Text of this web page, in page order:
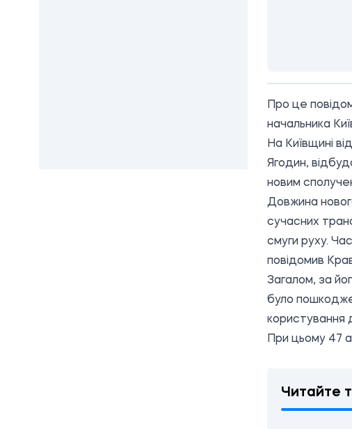
Про це
начальника
На Київщині
Ягодин,
новим
Довжина
сучасних
смуги руху.
повідомив
Загалом, за
було
користування
При цьому 47
Читайте